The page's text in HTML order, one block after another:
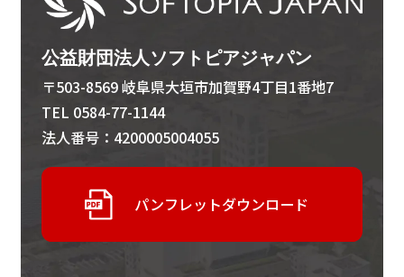
公益財団法人ソフトピアジャパン
〒503-8569 岐阜県大垣市加賀野4丁目1番地7
TEL 0584-77-1144
法人番号：4200005004055
パンフレットダウンロード